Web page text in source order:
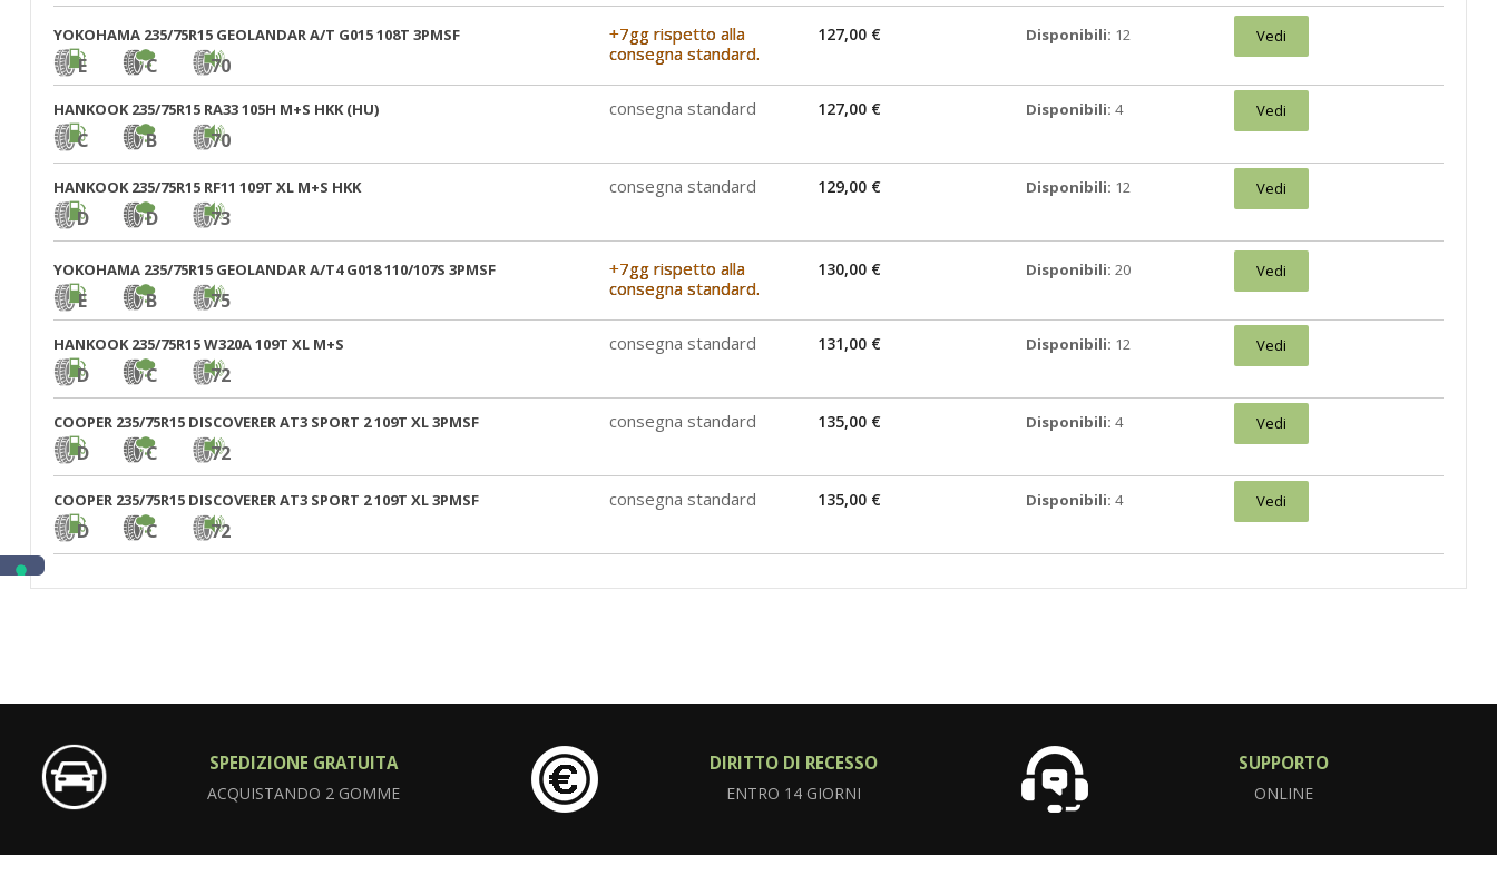
YOKOHAMA 235/75R15 GEOLANDAR A/T G015 108T 3PMSF
E C 70
+7gg rispetto alla
consegna standard.
127,00 € Disponibili: 12 Vedi
HANKOOK 235/75R15 RA33 105H M+S HKK (HU)
C B 70
consegna standard 127,00 € Disponibili: 4 Vedi
HANKOOK 235/75R15 RF11 109T XL M+S HKK
D D 73
consegna standard 129,00 € Disponibili: 12 Vedi
YOKOHAMA 235/75R15 GEOLANDAR A/T4 G018 110/107S 3PMSF
E B 75
+7gg rispetto alla
consegna standard.
130,00 € Disponibili: 20 Vedi
HANKOOK 235/75R15 W320A 109T XL M+S
D C 72
consegna standard 131,00 € Disponibili: 12 Vedi
COOPER 235/75R15 DISCOVERER AT3 SPORT 2 109T XL 3PMSF
D C 72
consegna standard 135,00 € Disponibili: 4 Vedi
COOPER 235/75R15 DISCOVERER AT3 SPORT 2 109T XL 3PMSF
D C 72
consegna standard 135,00 € Disponibili: 4 Vedi
SPEDIZIONE GRATUITA
ACQUISTANDO 2 GOMME
DIRITTO DI RECESSO
ENTRO 14 GIORNI
SUPPORTO
ONLINE